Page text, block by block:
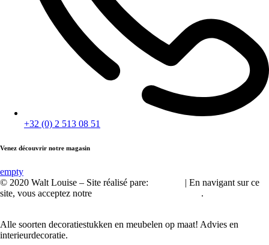
+32 (0) 2 513 08 51
Venez découvrir notre magasin
empty
© 2020 Walt Louise – Site réalisé pare:
| En navigant sur ce
site, vous acceptez notre
.
Alle soorten decoratiestukken en meubelen op maat! Advies en
interieurdecoratie.